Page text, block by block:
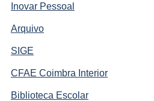
Inovar Pessoal
Arquivo
SIGE
CFAE Coimbra Interior
Biblioteca Escolar